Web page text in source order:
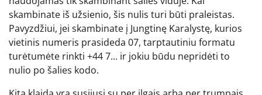
skambinate iš užsienio, šis nulis turi būti praleistas.
Pavyzdžiui, jei skambinate į Jungtinę Karalystę, kurios
vietinis numeris prasideda 07, tarptautiniu formatu
turėtumėte rinkti +44 7… ir jokiu būdu nepridėti to
nulio po šalies kodo.